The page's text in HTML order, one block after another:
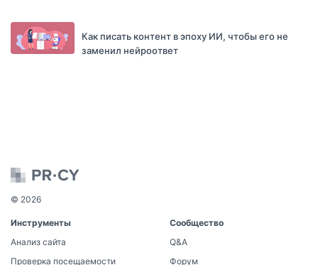
Как писать контент в эпоху ИИ, чтобы его не
заменил нейроответ
© 2026
Инструменты
Анализ сайта
Проверка посещаемости
Сообщество
Q&A
Форум